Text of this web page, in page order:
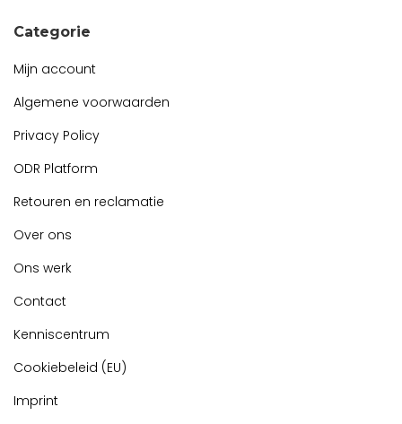
Categorie
Mijn account
Algemene voorwaarden
Privacy Policy
ODR Platform
Retouren en reclamatie
Over ons
Ons werk
Contact
Kenniscentrum
Cookiebeleid (EU)
Imprint